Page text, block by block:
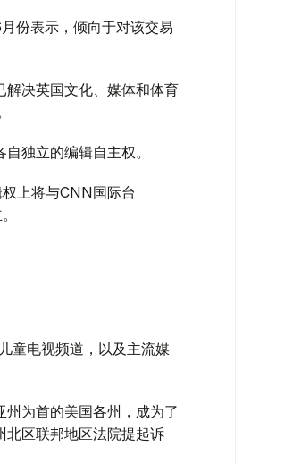
份表示，倾向于对该交易
决英国文化、媒体和体育
独立的编辑自主权。
上将与CNN国际台
童电视频道，以及主流媒
州为首的美国各州，成为了
北区联邦地区法院提起诉